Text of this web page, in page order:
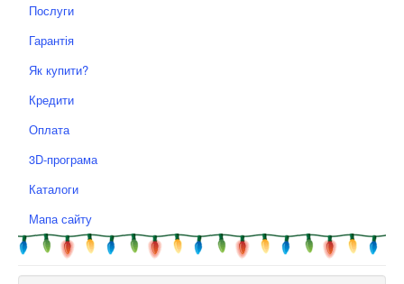
Послуги
Гарантія
Як купити?
Кредити
Оплата
3D-програма
Каталоги
Мапа сайту